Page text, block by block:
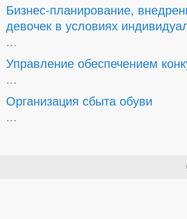
Бизнес-планирование,
девочек в условиях
...
Управление обеспечением
...
Организация сбыта обуви
...